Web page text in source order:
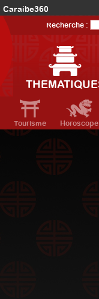
Caraibe360
AmériqueDuNord360
Recherche :
Tourisme Horoscope